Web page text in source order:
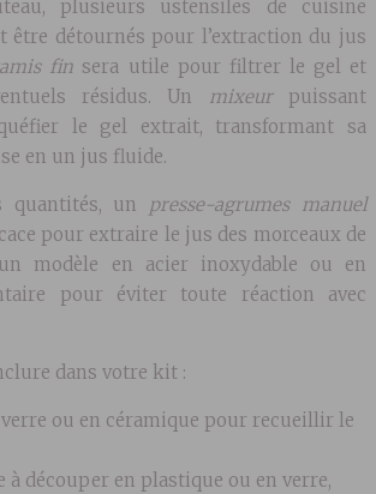
plusieurs ustensiles de cuisine
être détournés pour l’extraction du jus
fin sera utile pour filtrer le gel et
résidus. Un mixeur puissant
le gel extrait, transformant sa
en un jus fluide.
quantités, un presse-agrumes manuel
pour extraire le jus des morceaux de
modèle en acier inoxydable ou en
pour éviter toute réaction avec
dans votre kit :
verre ou en céramique pour recueillir le
à découper en plastique ou en verre,